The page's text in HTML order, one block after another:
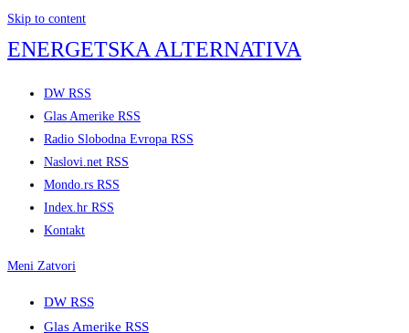
Skip to content
ENERGETSKA ALTERNATIVA
DW RSS
Glas Amerike RSS
Radio Slobodna Evropa RSS
Naslovi.net RSS
Mondo.rs RSS
Index.hr RSS
Kontakt
Meni Zatvori
DW RSS
Glas Amerike RSS